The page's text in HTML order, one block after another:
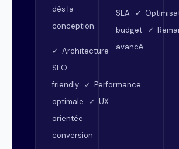
dès la
conception.
✓ Architecture
SEO-
friendly ✓ Performance
optimale ✓ UX
orientée
conversion
SEA ✓
budget ✓
avancé